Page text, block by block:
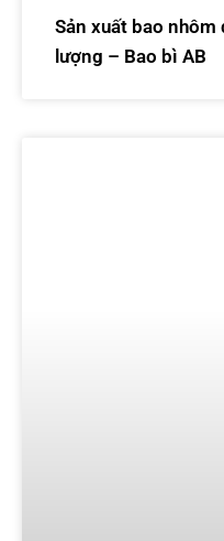
Sản xuất bao nhôm
lượng – Bao bì AB